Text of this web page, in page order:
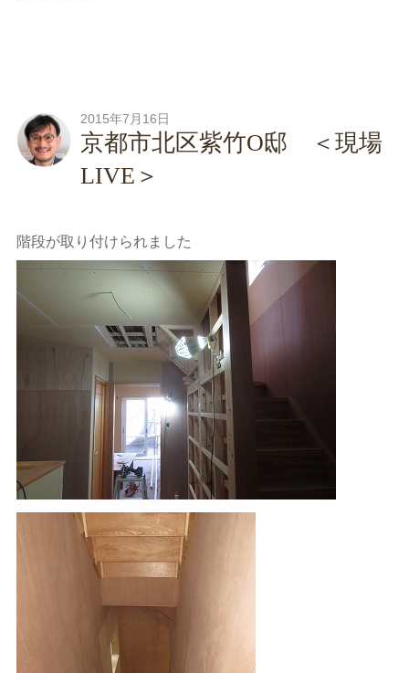
2015年7月16日
京都市北区紫竹O邸 ＜現場
LIVE＞
階段が取り付けられました